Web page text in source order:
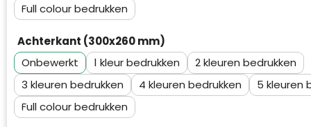
Full colour
Achterkant (300x260 mm)
Onbewerkt
1
2
3
4
5
Full colour